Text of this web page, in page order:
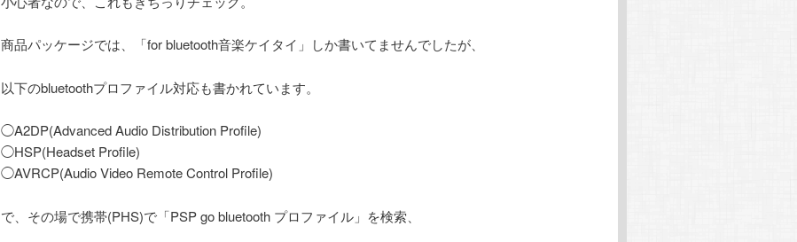
商品パッケージでは、「for bluetooth音楽ケイタイ」しか書いてませんでしたが、
以下のbluetoothプロファイル対応も書かれています。
◯A2DP(Advanced Audio Distribution Profile)
◯HSP(Headset Profile)
◯AVRCP(Audio Video Remote Control Profile)
で、その場で携帯(PHS)で「PSP go bluetooth プロファイル」を検索、